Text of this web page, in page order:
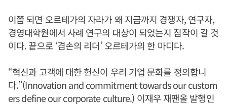
이쯤 되면 오르테가의 자라가 왜 지금까지 경쟁자, 연구자,
경영대학원에서 사례 연구의 대상이 되었는지 짐작이 갈 것
이다. 끝으로 ‘겸손의 리더’ 오르테가의 한 마디다.
“혁신과 고객에 대한 헌신이 우리 기업 문화를 정의합니
다.”(Innovation and commitment towards our custom
ers define our corporate culture.) 이재우 재팬올 발행인